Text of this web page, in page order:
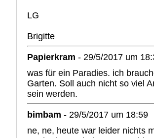
LG
Brigitte
Papierkram - 29/5/2017 um
was für ein Paradies. ich
Garten. Soll auch nicht so viel
sein werden.
bimbam - 29/5/2017 um 18:59
ne, ne, heute war leider nichts